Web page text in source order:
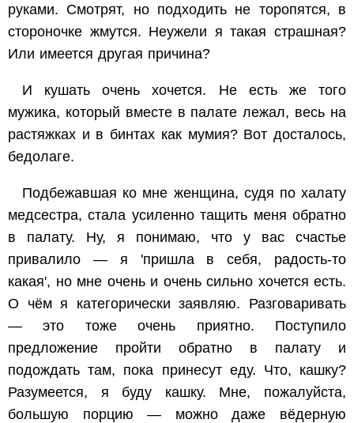
руками. Смотрят, но подходить не торопятся, в
стороночке жмутся. Неужели я такая страшная?
Или имеется другая причина?
И кушать очень хочется. Не есть же того
мужика, который вместе в палате лежал, весь на
растяжках и в бинтах как мумия? Вот досталось,
бедолаге.
Подбежавшая ко мне женщина, судя по халату
медсестра, стала усиленно тащить меня обратно
в палату. Ну, я понимаю, что у вас счастье
привалило — я 'пришла в себя, радость-то
какая', но мне очень и очень сильно хочется есть.
О чём я категорически заявляю. Разговаривать
— это тоже очень приятно. Поступило
предложение пройти обратно в палату и
подождать там, пока принесут еду. Что, кашку?
Разумеется, я буду кашку. Мне, пожалуйста,
большую порцию — можно даже вёдерную